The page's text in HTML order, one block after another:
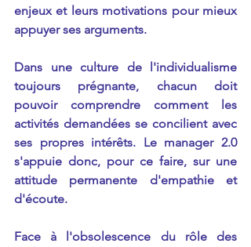
enjeux et leurs motivations pour mieux
appuyer ses arguments.
Dans une culture de l'individualisme
toujours prégnante, chacun doit
pouvoir comprendre comment les
activités demandées se concilient avec
ses propres intérêts. Le manager 2.0
s'appuie donc, pour ce faire, sur une
attitude permanente d'empathie et
d'écoute.
Face à l'obsolescence du rôle des